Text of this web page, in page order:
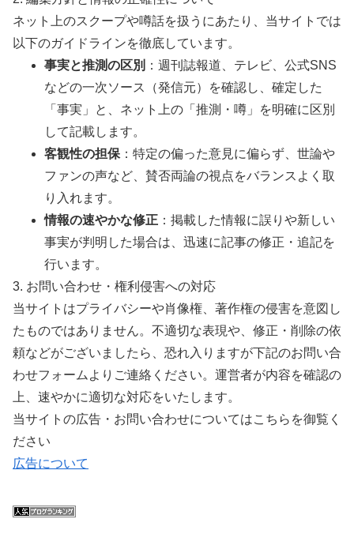
ネット上のスクープや噂話を扱うにあたり、当サイトでは
以下のガイドラインを徹底しています。
事実と推測の区別 ：週刊誌報道、テレビ、公式SNS
などの一次ソース（発信元）を確認し、確定した
「事実」と、ネット上の「推測・噂」を明確に区別
して記載します。
客観性の担保 ：特定の偏った意見に偏らず、世論や
ファンの声など、賛否両論の視点をバランスよく取
り入れます。
情報の速やかな修正 ：掲載した情報に誤りや新しい
事実が判明した場合は、迅速に記事の修正・追記を
行います。
3. お問い合わせ・権利侵害への対応
当サイトはプライバシーや肖像権、著作権の侵害を意図し
たものではありません。不適切な表現や、修正・削除の依
頼などがございましたら、恐れ入りますが下記のお問い合
わせフォームよりご連絡ください。運営者が内容を確認の
上、速やかに適切な対応をいたします。
当サイトの広告・お問い合わせについてはこちらを御覧く
ださい
広告について